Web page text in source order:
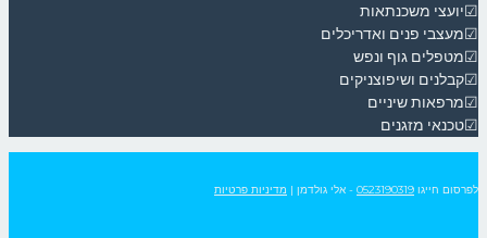
☑יועצי משכנתאות
☑מעצבי פנים ואדריכלים
☑מטפלים גוף ונפש
☑קבלנים ושיפוצניקים
☑מרפאות שיניים
☑טכנאי מזגנים
לפרסום חייגו 0523190319 - אלי גולדמן | מדיניות פרטיות